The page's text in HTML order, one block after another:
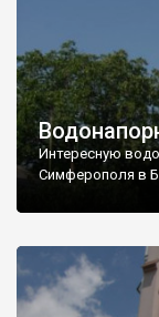
Интересную
Симферополя в